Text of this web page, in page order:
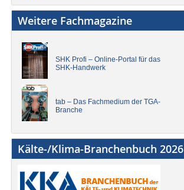
Weitere Fachmagazine
SHK Profi – Online-Portal für das
SHK-Handwerk
tab – Das Fachmedium der TGA-
Branche
Kälte-/Klima-Branchenbuch 2026